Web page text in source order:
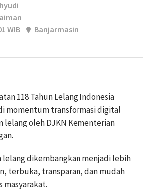
WIB
Banjarmasin
118 Tahun Lelang Indonesia
momentum transformasi digital
lelang oleh DJKN Kementerian
lelang dikembangkan menjadi lebih
terbuka, transparan, dan mudah
masyarakat.